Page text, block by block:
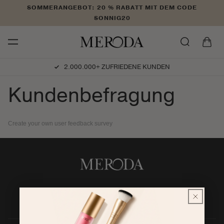
zumSOMMERANGEBOT: 20 % RABATT MIT DEM CODE
SONNIG20
Warenkorb
2.000.000+ ZUFRIEDENE KUNDEN
Kundenbefragung
Create your own user feedback survey